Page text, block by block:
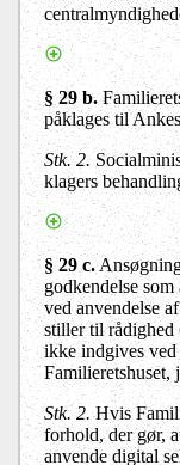
§ 29 b.
påklages til
Stk. 2.
klagers
§ 29 c.
godkendelse
ved anvendelse
stiller til rådighed
ikke indgives
Familieretshuset,
Stk. 2.Hvis
forhold, der gør,
anvende digital